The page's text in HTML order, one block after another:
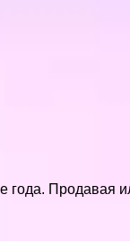
года. Продавая